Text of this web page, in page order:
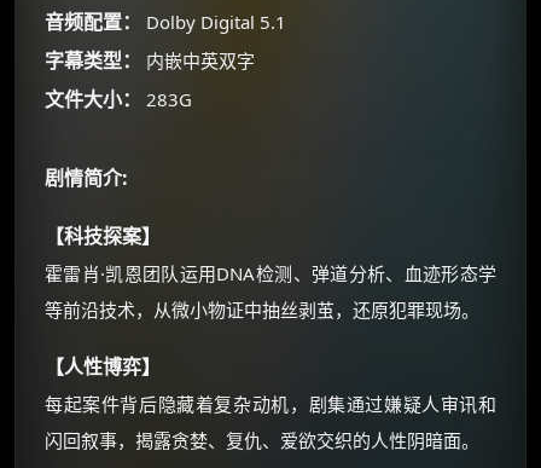
音频配置： Dolby Digital 5.1
字幕类型： 内嵌中英双字
文件大小： 283G
剧情简介:
【科技探案】
霍雷肖·凯恩团队运用DNA检测、弹道分析、血迹形态学
等前沿技术，从微小物证中抽丝剥茧，还原犯罪现场。
【人性博弈】
每起案件背后隐藏着复杂动机，剧集通过嫌疑人审讯和
闪回叙事，揭露贪婪、复仇、爱欲交织的人性阴暗面。
朋友们辛苦了 💦
你需要的各种会员，都可低价购买！
价格有浮动，请直接搜索查最低价！
☕ 海外大侠？通过 Ko-fi 赐茶